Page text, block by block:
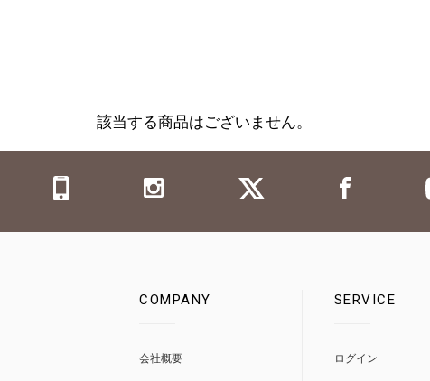
該当する商品はございません。
COMPANY
会社概要
SERVICE
ログイン